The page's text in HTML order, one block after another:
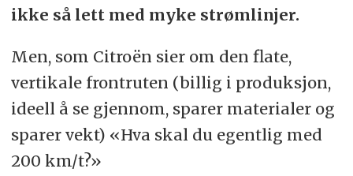
ikke så lett med myke strømlinjer.
Men, som Citroën sier om den flate,
vertikale frontruten (billig i produksjon,
ideell å se gjennom, sparer materialer og
sparer vekt) «Hva skal du egentlig med
200 km/t?»